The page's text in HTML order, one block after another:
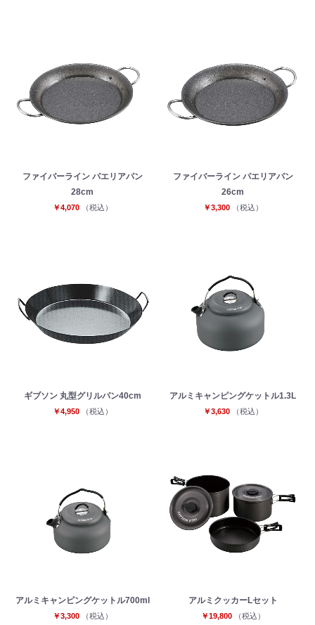
ファイバーライン パエリアパン
28cm
￥4,070 （税込）
ファイバーライン パエリアパン
26cm
￥3,300 （税込）
ギブソン 丸型グリルパン40cm
￥4,950 （税込）
アルミキャンピングケットル1.3L
￥3,630 （税込）
アルミキャンピングケットル700ml
￥3,300 （税込）
アルミクッカーLセット
￥19,800 （税込）